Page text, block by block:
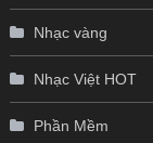
Nhạc vàng
Nhạc Việt HOT
Phần Mềm